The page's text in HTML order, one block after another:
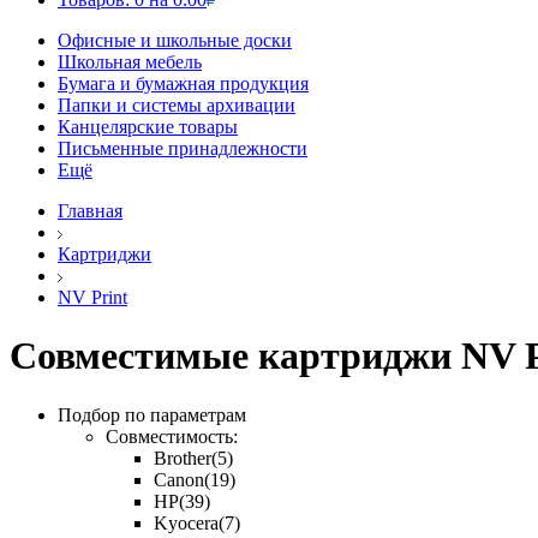
Офисные и школьные доски
Школьная мебель
Бумага и бумажная продукция
Папки и системы архивации
Канцелярские товары
Письменные принадлежности
Ещё
Главная
Картриджи
NV Print
Совместимые картриджи NV
Подбор по параметрам
Совместимость:
Brother(5)
Canon(19)
HP(39)
Kyocera(7)